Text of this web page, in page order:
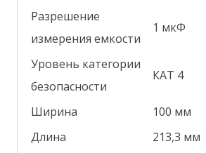
Разрешение
измерения емкости
1 мкФ
Уровень категории
безопасности
КАТ 4
Ширина
100 мм
Длина
213,3 мм